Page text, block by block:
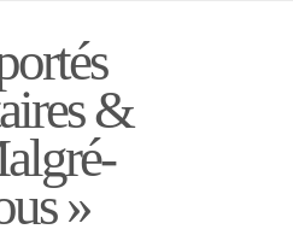
&
»